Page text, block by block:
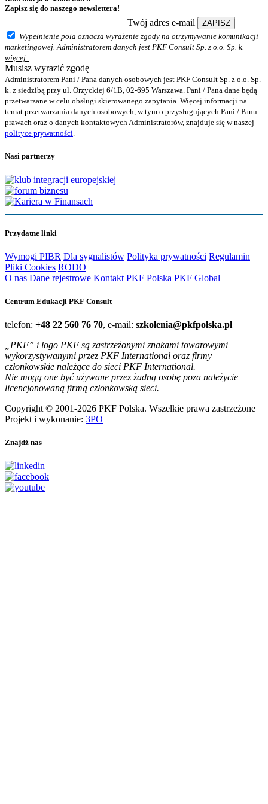
Zapisz się do naszego newslettera!
Twój adres e-mail
ZAPISZ
Wypełnienie pola oznacza wyrażenie zgody na otrzymywanie komunikacji
marketingowej. Administratorem danych jest PKF Consult Sp. z o.o. Sp. k.
więcej..
Musisz wyrazić zgodę
Administratorem Pani / Pana danych osobowych jest PKF Consult Sp. z o.o. Sp.
k. z siedzibą przy ul. Orzyckiej 6/1B, 02-695 Warszawa. Pani / Pana dane będą
przetwarzane w celu obsługi skierowanego zapytania. Więcej informacji na
temat przetwarzania danych osobowych, w tym o przysługujących Pani / Panu
prawach oraz o danych kontaktowych Administratorów, znajduje się w naszej
polityce prywatności.
Nasi partnerzy
Przydatne linki
Wymogi PIBR Dla sygnalistów Polityka prywatności Regulamin
Pliki Cookies RODO
O nas Dane rejestrowe Kontakt PKF Polska PKF Global
Centrum Edukacji PKF Consult
telefon: +48 22 560 76 70, e-mail: szkolenia@pkfpolska.pl
„PKF” i logo PKF są zastrzeżonymi znakami towarowymi
wykorzystywanymi przez PKF International oraz firmy
członkowskie należące do sieci PKF International.
Nie mogą one być używane przez żadną osobę poza należycie
licencjonowaną firmą członkowską sieci.
Copyright © 2001-2026 PKF Polska. Wszelkie prawa zastrzeżone
Projekt i wykonanie: 3PO
Znajdź nas